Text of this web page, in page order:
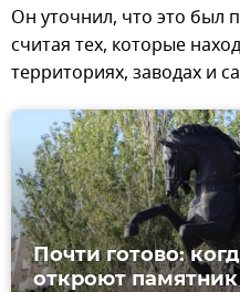
Он уточнил, что это был
считая тех, которые
территориях, заводах и
Почти готово:
откроют